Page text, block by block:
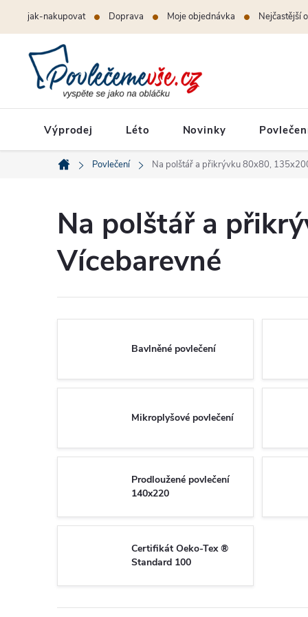
jak-nakupovat Doprava Moje objednávka Nejčastější
Výprodej Léto Novinky
Domů
Povlečení Na polštář a přikrývku 80x80,
Na polštář a
Vícebarevné
Bavlněné povlečení
Mikroplyšové povlečení
Prodloužené povlečení
140x220
Certifikát Oeko-Tex ®
Standard 100